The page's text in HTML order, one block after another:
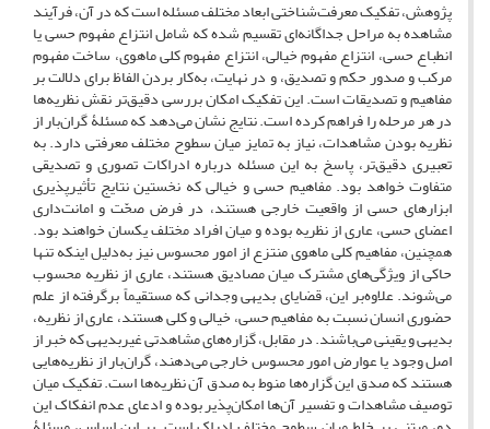
پژوهش، تفکیک معرفت‌شناختی ابعاد مختلف مسئله است که در آن، فرآیند
مشاهده به مراحل جداگانه‌ای تقسیم شده که شامل انتزاع مفهوم حسی یا
انطباع حسی، انتزاع مفهوم خیالی، انتزاع مفهوم کلی ماهوی، ساخت مفهوم
مرکب و صدور حکم و تصدیق، و در نهایت، به‌کار بردن الفاظ برای دلالت بر
مفاهیم و تصدیقات است. این تفکیک امکان بررسی دقیق‌تر نقش نظریه‌ها
در هر مرحله را فراهم کرده است. نتایج نشان می‌دهد که مسئلۀ گران‌بار از
نظریه بودن مشاهدات، نیاز به تمایز میان سطوح مختلف معرفتی دارد. به
تعبیری دقیق‌‌تر، پاسخ به این مسئله درباره ادراکات تصوری و تصدیقی
متفاوت خواهد بود. مفاهیم حسی و خیالی که نخستین نتایج تأثیرپذیری
ابزارهای حسی از واقعیت خارجی هستند، در فرض صحّت و امانت‌داری
اعضای حسی، عاری از نظریه بوده و میان افراد مختلف یکسان خواهند بود.
همچنین، مفاهیم کلی ماهوی منتزع از امور محسوس نیز به‌دلیل اینکه تنها
حاکی از ویژگی‌های مشترک میان مصادیق هستند، عاری از نظریه محسوب
می‌شوند. علاوه‌بر این، قضایای بدیهی وجدانی که مستقیماً برگرفته از علم
حضوری انسان نسبت به مفاهیم حسی، خیالی و کلی هستند، عاری از نظریه،
بدیهی و یقینی می‌باشند. در مقابل، گزاره‌های مشاهدتی غیربدیهی که خبر از
اصل وجود یا عوارض امور محسوس خارجی می‌دهند، گران‌بار از نظریه‌هایی
هستند که صدق این گزاره‌ها منوط به صدق آن نظریه‌ها است. تفکیک میان
توصیف مشاهدات و تفسیر آن‌‌ها امکان‌پذیر بوده و ادعای عدم انفکاک این